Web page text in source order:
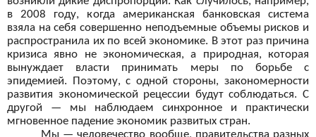
в 2008 году, когда американская банковская система
взяла на себя совершенно неподъемные объемы рисков и
распространила их по всей экономике. В этот раз причина
кризиса явно не экономическая, а природная, которая
вынуждает власти принимать меры по борьбе с
эпидемией. Поэтому, с одной стороны, закономерности
развития экономической рецессии будут соблюдаться. С
другой — мы наблюдаем синхронное и практически
мгновенное падение экономик развитых стран.
Мы — человечество вообще, правительства разных